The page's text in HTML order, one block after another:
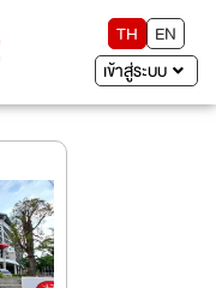
TH
EN
เข้าสู่ระบบ